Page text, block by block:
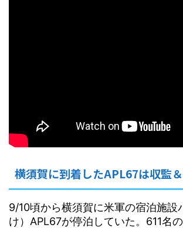
横須賀に到着したAPL67は収監
9/10頃から横須賀に米軍の宿泊施設
け）APL67が停泊していた。611名